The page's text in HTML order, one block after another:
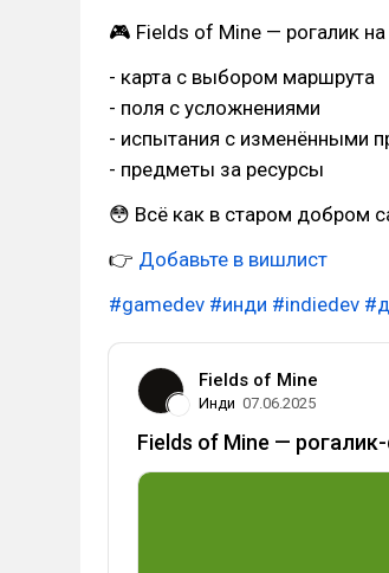
🎮 Fields of Mine — рогалик
- карта с выбором маршрута
- поля с усложнениями
- испытания с изменёнными
- предметы за ресурсы
😳 Всё как в старом добром
👉 Добавьте в вишлист
#gamedev #инди #indiedev
Fields of Mine
Инди 07.06.2025
Fields of Mine —